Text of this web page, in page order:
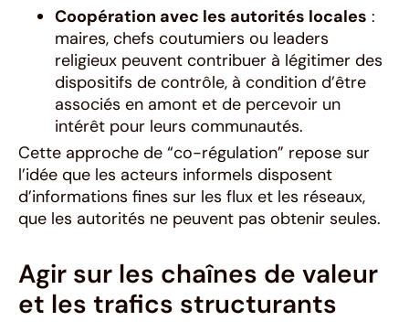
Coopération avec les autorités locales :
maires, chefs coutumiers ou leaders
religieux peuvent contribuer à légitimer des
dispositifs de contrôle, à condition d’être
associés en amont et de percevoir un
intérêt pour leurs communautés.
Cette approche de “co-régulation” repose sur
l’idée que les acteurs informels disposent
d’informations fines sur les flux et les réseaux,
que les autorités ne peuvent pas obtenir seules.
Agir sur les chaînes de valeur
et les trafics structurants